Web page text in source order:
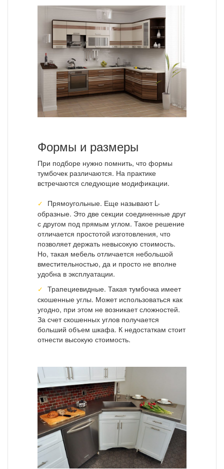
Формы и размеры
При подборе нужно помнить, что формы
тумбочек различаются. На практике
встречаются следующие модификации.
Прямоугольные. Еще называют L-
образные. Это две секции соединенные друг
с другом под прямым углом. Такое решение
отличается простотой изготовления, что
позволяет держать невысокую стоимость.
Но, такая мебель отличается небольшой
вместительностью, да и просто не вполне
удобна в эксплуатации.
Трапециевидные. Такая тумбочка имеет
скошенные углы. Может использоваться как
угодно, при этом не возникает сложностей.
За счет скошенных углов получается
больший объем шкафа. К недостаткам стоит
отнести высокую стоимость.